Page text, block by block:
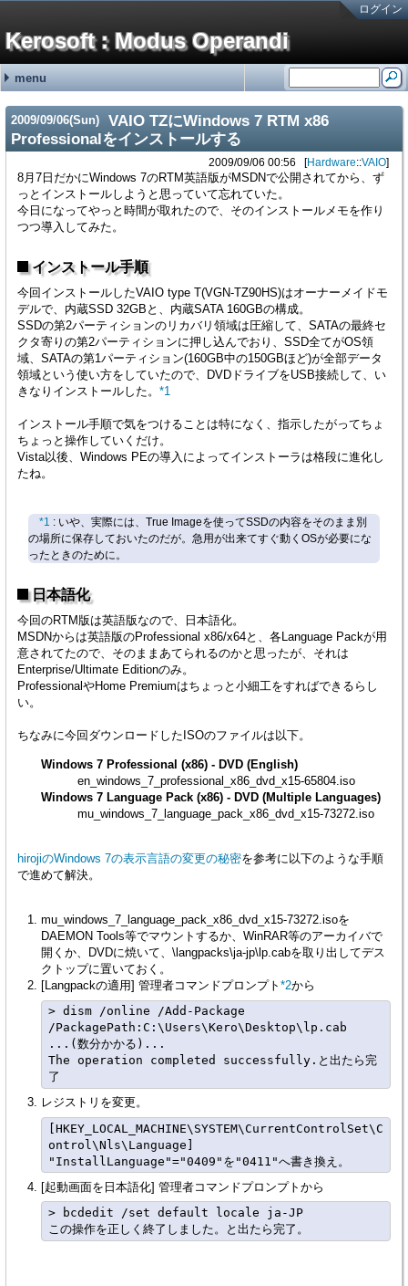
ログイン
Kerosoft : Modus Operandi
menu
最近の記事
#251:
SONYの無線ノイキャンヘッドホン WH-1000XM3の延命措置 (06/19)
#250:
ディスプレイの入力切替イベントを拾う方法メモ (12/31)
#249:
無停電電源装置(UPS)の鉛バッテリーを無料で処分する方法 (10/01)
#248:
アメリカ現地番号のAT&T SIMカードを日本で準備していく方法
#247:
古のRaspberry Piを使ったお手軽デジタルサイネージ (01/31)
最近のコメント
霧ヶ峰REMOTEの機器登録バグの回避方法 金曜が大好きなOL
brother製スキャンツールControlCenter4を直接起動する方法 hy
霧ヶ峰REMOTEの機器登録バグの回避方法 せつこ
霧ヶ峰REMOTEの機器登録バグの回避方法 nn
霧ヶ峰REMOTEの機器登録バグの回避方法 n
タグNetService (15)
adiary (5)
Google (1)
ValueDomain (2)
Sakura (1)
Software (176)
Windows (95)
Macintosh (5)
Linux (69)
VM/ESXi (6)
Languages (13)
Java (2)
Perl (7)
C# (2)
CSS (1)
JavaScript (1)
Hardware (46)
PC (8)
VAIO (7)
Phone (8)
Printer (4)
NAS (1)
HDDRecorder (1)
CarNavi (1)
NetworkSwitch (8)
Raspberry Pi (2)
ThinkPad (2)
Appliances (3)
Mobile (4)
(none) (2)
2009/09/06(Sun)
VAIO TZにWindows 7 RTM x86
Professionalをインストールする
2009/09/06 00:56 Hardware::VAIO
8月7日だかにWindows 7のRTM英語版がMSDNで公開されてから、ず
っとインストールしようと思っていて忘れていた。
今日になってやっと時間が取れたので、そのインストールメモを作り
つつ導入してみた。
インストール手順
今回インストールしたVAIO type T(VGN-TZ90HS)はオーナーメイドモ
デルで、内蔵SSD 32GBと、内蔵SATA 160GBの構成。
SSDの第2パーティションのリカバリ領域は圧縮して、SATAの最終セ
クタ寄りの第2パーティションに押し込んでおり、SSD全てがOS領
域、SATAの第1パーティション(160GB中の150GBほど)が全部データ
領域という使い方をしていたので、DVDドライブをUSB接続して、い
きなりインストールした。 *1
インストール手順で気をつけることは特になく、指示したがってちょ
ちょっと操作していくだけ。
Vista以後、Windows PEの導入によってインストーラは格段に進化し
たね。
*1 : いや、実際には、True Imageを使ってSSDの内容をそのまま別
の場所に保存しておいたのだが。急用が出来てすぐ動くOSが必要にな
ったときのために。
日本語化
今回のRTM版は英語版なので、日本語化。
MSDNからは英語版のProfessional x86/x64と、各Language Packが用
意されてたので、そのままあてられるのかと思ったが、それは
Enterprise/Ultimate Editionのみ。
ProfessionalやHome Premiumはちょっと小細工をすればできるらし
い。
ちなみに今回ダウンロードしたISOのファイルは以下。
Windows 7 Professional (x86) - DVD (English)
en_windows_7_professional_x86_dvd_x15-65804.iso
Windows 7 Language Pack (x86) - DVD (Multiple Languages)
mu_windows_7_language_pack_x86_dvd_x15-73272.iso
hirojiのWindows 7の表示言語の変更の秘密を参考に以下のような手順
で進めて解決。
mu_windows_7_language_pack_x86_dvd_x15-73272.isoを
DAEMON Tools等でマウントするか、WinRAR等のアーカイバで
開くか、DVDに焼いて、\langpacks\ja-jp\lp.cabを取り出してデス
クトップに置いておく。
[Langpackの適用] 管理者コマンドプロンプト*2から
> dism /online /Add-Package
/PackagePath:C:\Users\Kero\Desktop\lp.cab
...(数分かかる)...
The operation completed successfully.と出たら完
レジストリを変更。
[HKEY_LOCAL_MACHINE\SYSTEM\CurrentControlSet\C
ontrol\Nls\Language]
[起動画面を日本語化] 管理者コマンドプロンプトから
> bcdedit /set default locale ja-JP